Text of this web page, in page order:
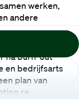
werken,
andere
bij een
na burn-out
en bedrijfsarts
plan van
re